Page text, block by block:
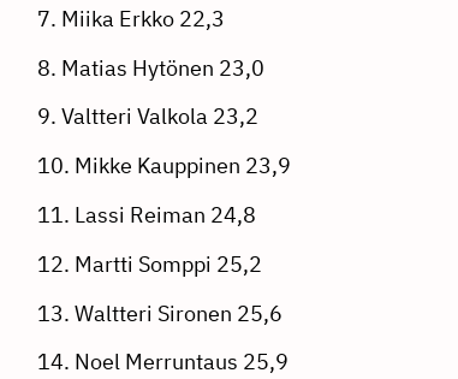
7. Miika Erkko 22,3
8. Matias Hytönen 23,0
9. Valtteri Valkola 23,2
10. Mikke Kauppinen 23,9
11. Lassi Reiman 24,8
12. Martti Somppi 25,2
13. Waltteri Sironen 25,6
14. Noel Merruntaus 25,9